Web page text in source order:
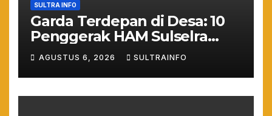
SULTRA INFO
Garda Terdepan di Desa: 10
Penggerak HAM Sulselra
Resmi Bertugas Mengawal
Asta Cita Prabowo
AGUSTUS 6, 2026 SULTRAINFO